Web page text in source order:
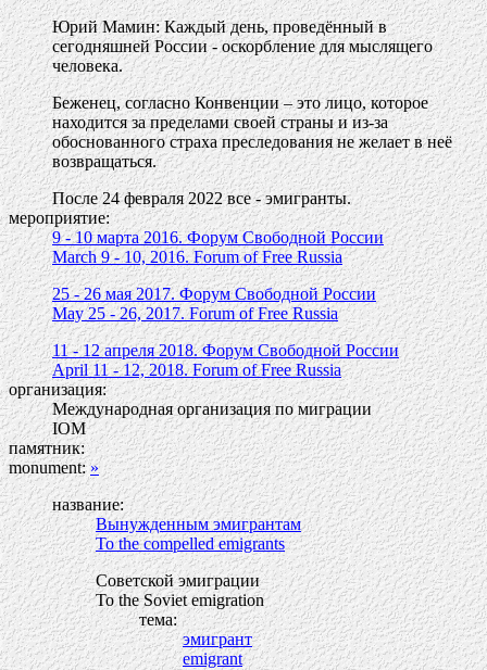
Юрий Мамин: Каждый день, проведённый в
сегодняшней России - оскорбление для мыслящего
человека.
Беженец, согласно Конвенции – это лицо, которое
находится за пределами своей страны и из-за
обоснованного страха преследования не желает в неё
возвращаться.
После 24 февраля 2022 все - эмигранты.
мероприятие:
9 - 10 марта 2016. Форум Свободной России
March 9 - 10, 2016. Forum of Free Russia
25 - 26 мая 2017. Форум Свободной России
May 25 - 26, 2017. Forum of Free Russia
11 - 12 апреля 2018. Форум Свободной России
April 11 - 12, 2018. Forum of Free Russia
организация:
Международная организация по миграции
IOM
памятник:
monument:»
название:
Вынужденным эмигрантам
To the compelled emigrants
Советской эмиграции
To the Soviet emigration
тема:
эмигрант
emigrant